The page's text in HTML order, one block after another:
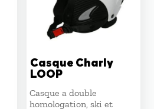
Casque Charly
LOOP
Casque a double
homologation, ski et